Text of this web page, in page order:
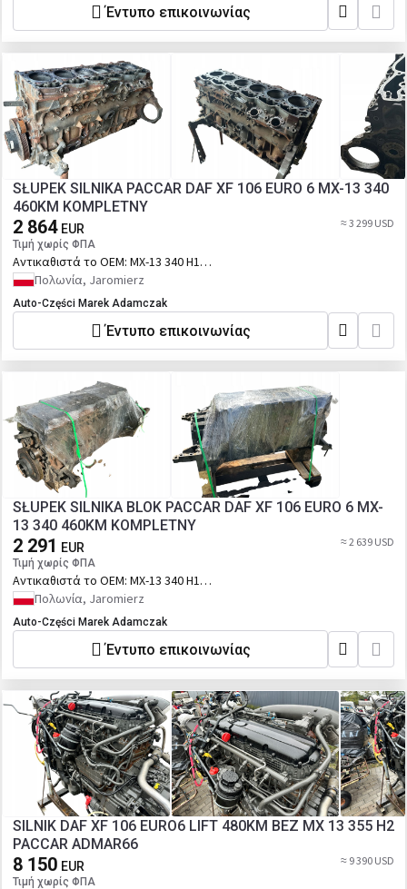
Έντυπο επικοινωνίας
SŁUPEK SILNIKA PACCAR DAF XF 106 EURO 6 MX-13 340
460KM KOMPLETNY
2 864 EUR
Τιμή χωρίς ΦΠΑ
≈ 3 299 USD
Αντικαθιστά το OEM: MX-13 340 H1
460HP 550TYŚKM | Numery katalogowe
zamienników: MX-13 340 H1 | Numer
katalogowy oryginału: MX-13 340 H1
Πολωνία, Jaromierz
Auto-Części Marek Adamczak
Έντυπο επικοινωνίας
SŁUPEK SILNIKA BLOK PACCAR DAF XF 106 EURO 6 MX-
13 340 460KM KOMPLETNY
2 291 EUR
Τιμή χωρίς ΦΠΑ
≈ 2 639 USD
Αντικαθιστά το OEM: MX-13 340 H1
460HP 550TYŚKM | Numery katalogowe
zamienników: MX-13 340 H1 | Numer
katalogowy oryginału: MX-13 340 H1
Πολωνία, Jaromierz
Auto-Części Marek Adamczak
Έντυπο επικοινωνίας
SILNIK DAF XF 106 EURO6 LIFT 480KM BEZ MX 13 355 H2
PACCAR ADMAR66
8 150 EUR
Τιμή χωρίς ΦΠΑ
≈ 9 390 USD